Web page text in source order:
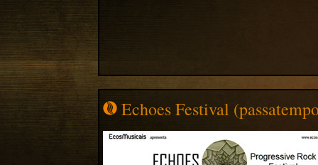
Echoes Festival